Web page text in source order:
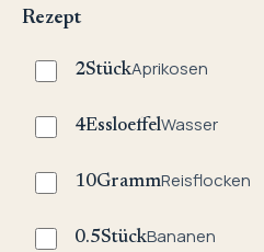
Rezept
2StückAprikosen
4EssloeffelWasser
10GrammReisflocken
0.5StückBananen